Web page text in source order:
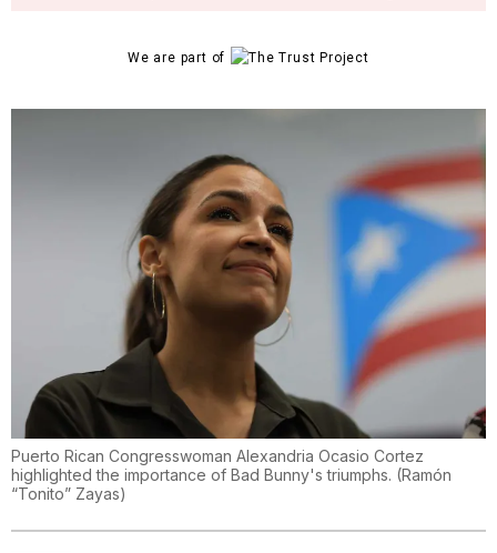
We are part of
Puerto Rican Congresswoman Alexandria Ocasio Cortez
highlighted the importance of Bad Bunny's triumphs. (Ramón
“Tonito” Zayas)